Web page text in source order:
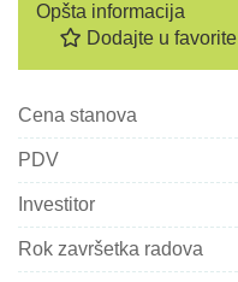
Opšta informacija
Dodajte u favorite
Cena stanova
PDV
Investitor
Rok završetka radova